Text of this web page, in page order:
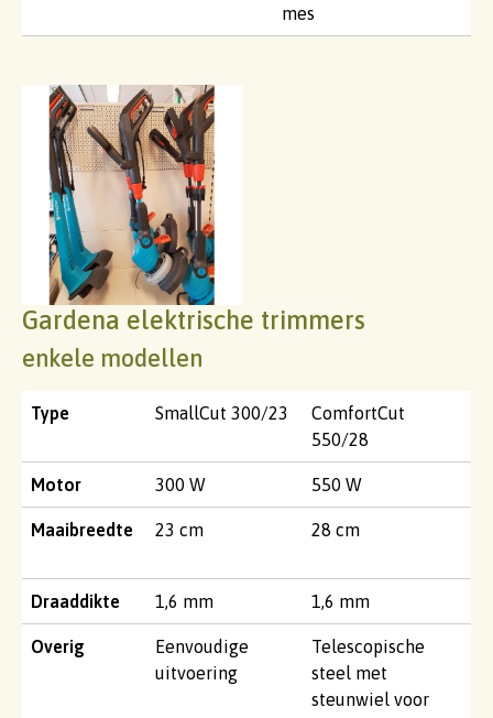
mes
Gardena elektrische trimmers
enkele modellen
Type SmallCut 300/23
ComfortCut
550/28
Motor 300 W 550 W
Maaibreedte 23 cm 28 cm
Draaddikte 1,6 mm 1,6 mm
Overig
Eenvoudige
uitvoering
Telescopische
steel met
steunwiel voor